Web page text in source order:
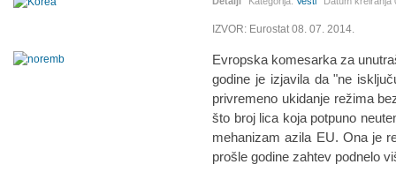
IZVOR: Eurostat 08. 07. 2014.
Evropska komesarka za
godine je izjavila da "ne
privremeno ukidanje režima
što broj lica koja potpuno
mehanizam azila EU. Ona je
prošle godine zahtev podnelo